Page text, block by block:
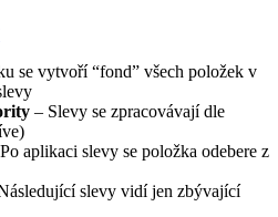
se vytvoří “fond” všech položek v
– Slevy se zpracovávají dle
aplikaci slevy se položka odebere z
slevy vidí jen zbývající